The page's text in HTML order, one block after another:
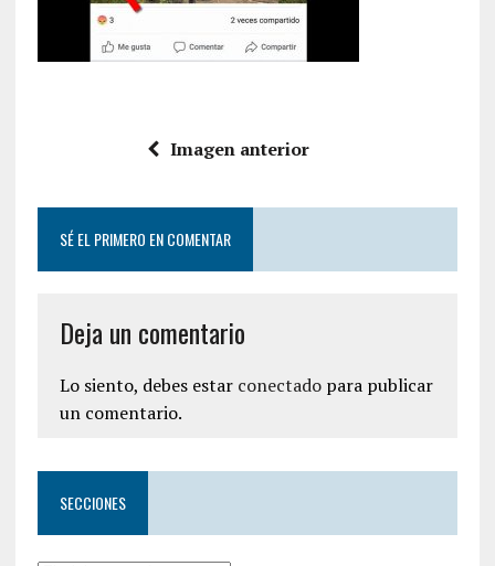
Imagen anterior
SÉ EL PRIMERO EN COMENTAR
Deja un comentario
Lo siento, debes estar conectadopara publicar
un comentario.
SECCIONES